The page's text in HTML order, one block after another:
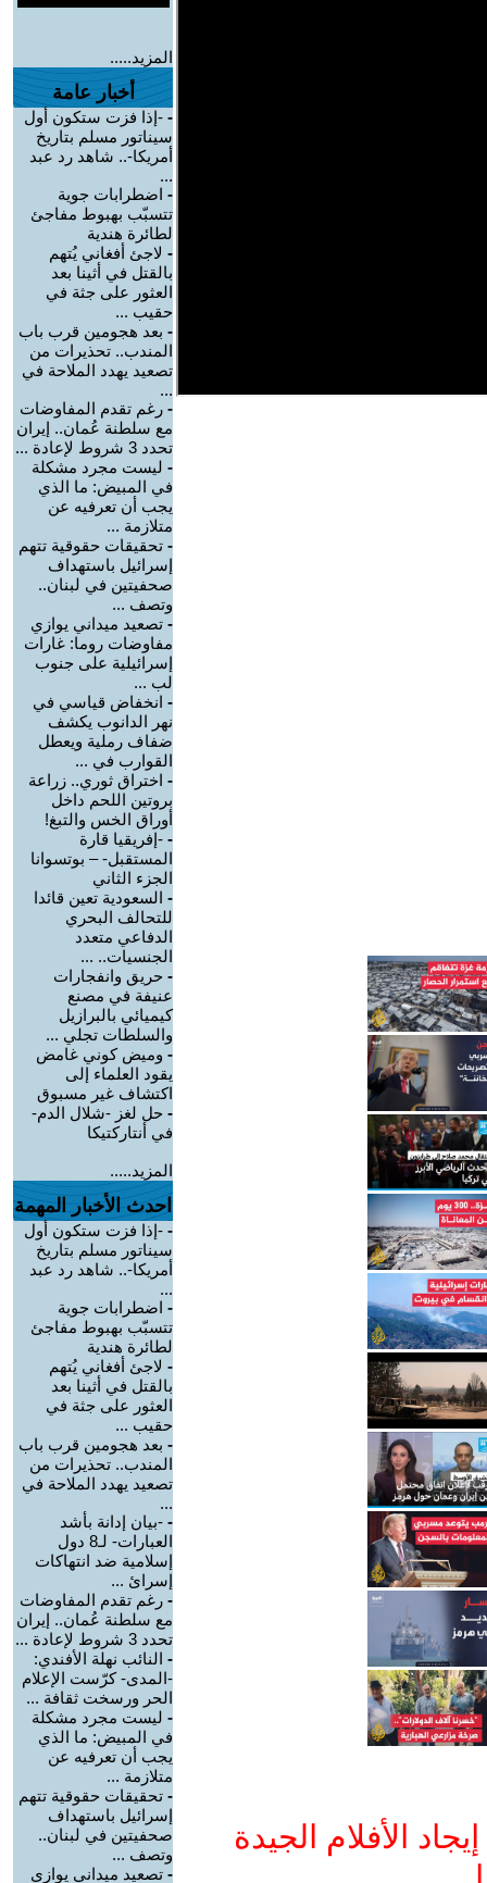
الأفلام الجيدة
المزيد.....
أخبار عامة
- -إذا فزت ستكون أول
سيناتور مسلم بتاريخ
أمريكا-.. شاهد رد عبد
...
- اضطرابات جوية
تتسبّب بهبوط مفاجئ
لطائرة هندية
- لاجئ أفغاني يُتهم
بالقتل في أثينا بعد
العثور على جثة في
حقيب ...
- بعد هجومين قرب باب
المندب.. تحذيرات من
تصعيد يهدد الملاحة في
...
- رغم تقدم المفاوضات
مع سلطنة عُمان.. إيران
تحدد 3 شروط لإعادة ...
- ليست مجرد مشكلة
في المبيض: ما الذي
يجب أن تعرفيه عن
متلازمة ...
- تحقيقات حقوقية تتهم
إسرائيل باستهداف
صحفيتين في لبنان..
وتصف ...
- تصعيد ميداني يوازي
مفاوضات روما: غارات
إسرائيلية على جنوب
لب ...
- انخفاض قياسي في
نهر الدانوب يكشف
ضفاف رملية ويعطل
القوارب في ...
- اختراق ثوري.. زراعة
بروتين اللحم داخل
أوراق الخس والتبغ!
- -إفريقيا قارة
المستقبل- – بوتسوانا
الجزء الثاني
- السعودية تعين قائدا
للتحالف البحري
الدفاعي متعدد
الجنسيات.. ...
- حريق وانفجارات
عنيفة في مصنع
كيميائي بالبرازيل
والسلطات تجلي ...
- وميض كوني غامض
يقود العلماء إلى
اكتشاف غير مسبوق
- حل لغز -شلال الدم-
في أنتاركتيكا
المزيد.....
احدث الأخبار المهمة
- -إذا فزت ستكون أول
سيناتور مسلم بتاريخ
أمريكا-.. شاهد رد عبد
...
- اضطرابات جوية
تتسبّب بهبوط مفاجئ
لطائرة هندية
- لاجئ أفغاني يُتهم
بالقتل في أثينا بعد
العثور على جثة في
حقيب ...
- بعد هجومين قرب باب
المندب.. تحذيرات من
تصعيد يهدد الملاحة في
...
- -بيان إدانة بأشد
العبارات- لـ8 دول
إسلامية ضد انتهاكات
إسرائ ...
- رغم تقدم المفاوضات
مع سلطنة عُمان.. إيران
تحدد 3 شروط لإعادة ...
- النائب نهلة الأفندي:
-المدى- كرّست الإعلام
الحر ورسخت ثقافة ...
- ليست مجرد مشكلة
في المبيض: ما الذي
يجب أن تعرفيه عن
متلازمة ...
- تحقيقات حقوقية تتهم
إسرائيل باستهداف
صحفيتين في لبنان..
وتصف ...
- تصعيد ميداني يوازي